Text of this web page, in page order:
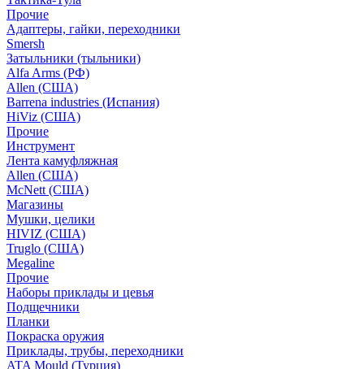
Прочие
Адаптеры, гайки, переходники
Smersh
Затыльники (тыльники)
Alfa Arms (РФ)
Allen (США)
Barrena industries (Испания)
HiViz (США)
Прочие
Инструмент
Лента камуфляжная
Allen (США)
McNett (США)
Магазины
Мушки, целики
HIVIZ (США)
Truglo (США)
Megaline
Прочие
Наборы приклады и цевья
Подщечники
Планки
Покраска оружия
Приклады, трубы, переходники
ATA Mould (Турция)